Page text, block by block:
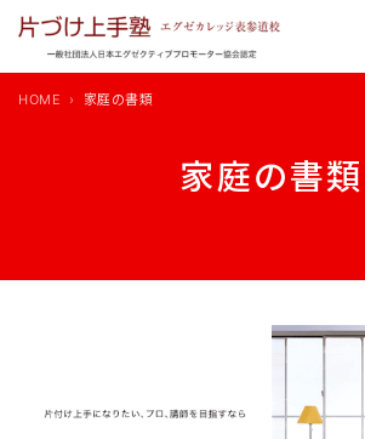
を
家庭の書類
HOME 家庭の書類